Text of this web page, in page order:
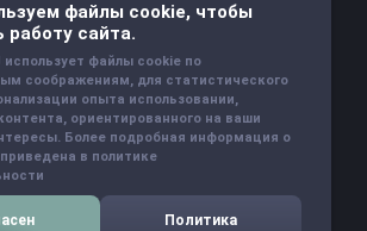
файлы cookie, чтобы
работу сайта.
использует файлы cookie по
соображениям, для статистического
опыта использовании,
ориентированного на ваши
Более подробная информация о
в политике
Политика